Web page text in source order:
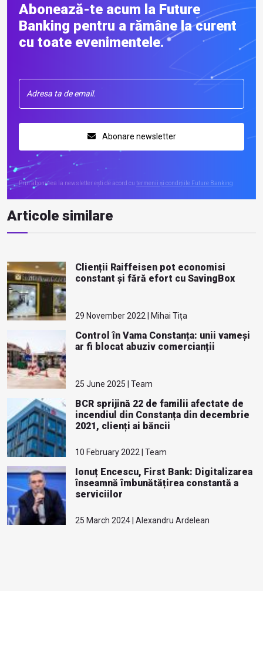
Abonează-te acum la Future
Banking pentru a rămâne la curent
cu toate evenimentele.
Abonare newsletter
Prin abonarea la newsletter ești de acord cu termenii și condițiile Future Banking
Articole similare
Clienții Raiffeisen pot economisi
constant și fără efort cu SavingBox
29 November 2022 | Mihai Tița
Control în Vama Constanța: unii vameși
ar fi blocat abuziv comercianții
25 June 2025 | Team
BCR sprijină 22 de familii afectate de
incendiul din Constanța din decembrie
2021, clienți ai băncii
10 February 2022 | Team
Ionuț Encescu, First Bank: Digitalizarea
înseamnă îmbunătățirea constantă a
serviciilor
25 March 2024 | Alexandru Ardelean